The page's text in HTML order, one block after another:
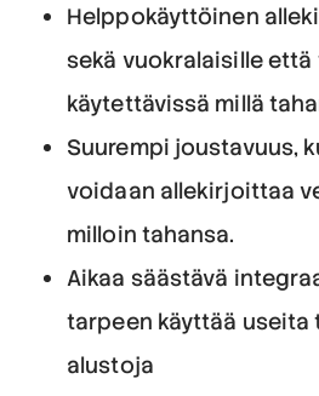
Helppokäyttöinen
sekä vuokralaisille
käytettävissä millä
Suurempi joustavuus,
voidaan allekirjoittaa
milloin tahansa.
Aikaa säästävä
tarpeen käyttää useita
alustoja